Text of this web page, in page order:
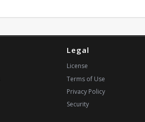
Legal
License
Terms of Use
Privacy Policy
Security